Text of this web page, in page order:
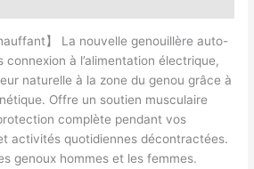
】 La nouvelle genouillère auto-
à l’alimentation électrique,
naturelle à la zone du genou grâce à
Offre un soutien musculaire
complète pendant vos
activités quotidiennes décontractées.
genoux hommes et les femmes.